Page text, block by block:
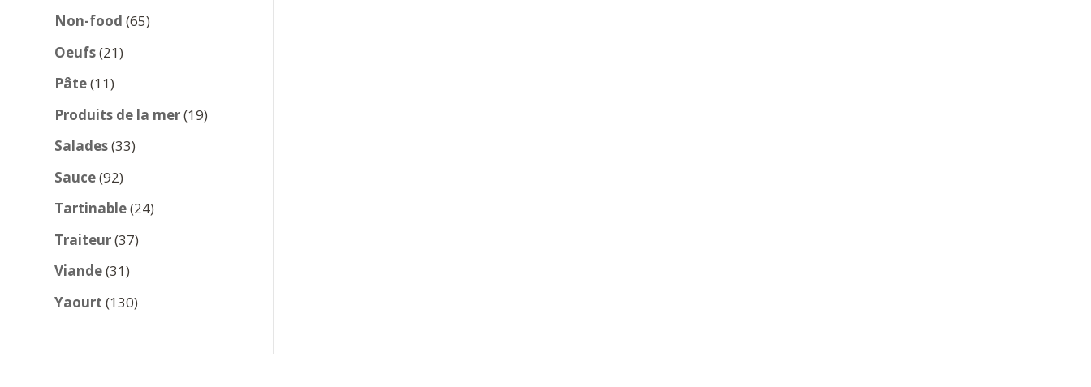
produits
Non-food 6565
Oeufs 2121
Pâte 1111
produits
Produits de la mer 1919
Salades 3333
Sauce 9292
produits
Tartinable 2424
Traiteur 3737
Viande 3131
produits
Yaourt 130130